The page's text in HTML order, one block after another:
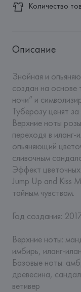
Количество
Описание
Знойная и
создан на основе
ночи” и
Туберозу ценят
Верхние ноты
переходя в
опьяняющий
сливочным
Эффект
Jump Up and Kiss
тайным чувствам.
Год создания:
Верхние ноты:
имбирь, иланг-
Базовые ноты:
древесина,
ветивер